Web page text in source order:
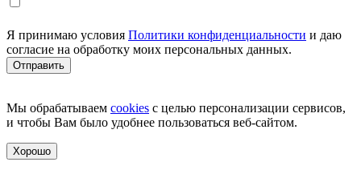
Я принимаю условия Политики конфиденциальности и даю
согласие на обработку моих персональных данных.
Мы обрабатываем cookies с целью персонализации сервисов,
и чтобы Вам было удобнее пользоваться веб-сайтом.
Хорошо